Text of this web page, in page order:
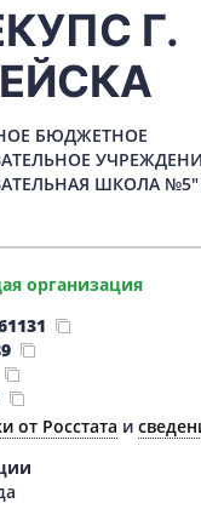
Госзакупки
и сборы История
Г.
БЮДЖЕТНОЕ
ШКОЛА №5"
организация
от Росстата и